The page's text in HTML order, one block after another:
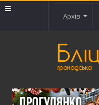
Архів